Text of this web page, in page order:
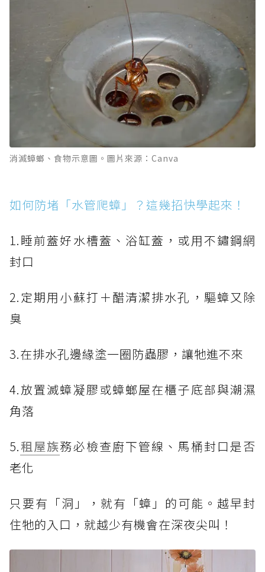
消滅蟑螂、食物示意圖。圖片來源：Canva
如何防堵「水管爬蟑」？這幾招快學起來！
1.睡前蓋好水槽蓋、浴缸蓋，或用不鏽鋼網
封口
2.定期用小蘇打＋醋清潔排水孔，驅蟑又除
臭
3.在排水孔邊緣塗一圈防蟲膠，讓牠進不來
4.放置滅蟑凝膠或蟑螂屋在櫃子底部與潮濕
角落
5.租屋族務必檢查廚下管線、馬桶封口是否
老化
只要有「洞」，就有「蟑」的可能。越早封
住牠的入口，就越少有機會在深夜尖叫！